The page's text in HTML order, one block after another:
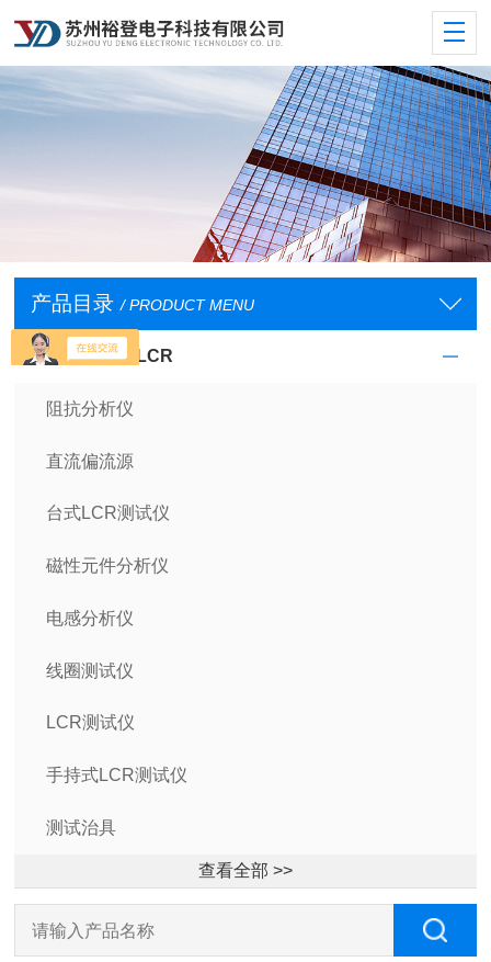
产品目录 / PRODUCT MENU
阻抗分析仪及LCR
阻抗分析仪
直流偏流源
台式LCR测试仪
磁性元件分析仪
电感分析仪
线圈测试仪
LCR测试仪
手持式LCR测试仪
测试治具
查看全部 >>